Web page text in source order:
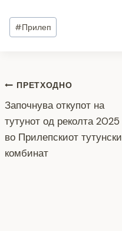
c
e
o
o
k
Post
Tags:
#Прилеп
Навигација
на
напис
ПРЕТХОДНО
Започнува откупот на
тутунот од реколта 2025
во Прилепскиот тутунски
комбинат